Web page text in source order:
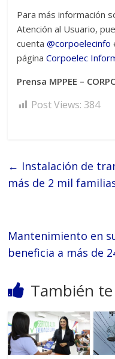
Para más información
Atención al Usuario,
cuenta@corpoelecinfo
página Corpoelec
Prensa MPPEE –
Post Views: 384
← Instalación de
más de 2 mil
Mantenimiento en
beneficia a más de
También